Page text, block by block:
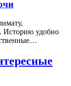
Историю удобно